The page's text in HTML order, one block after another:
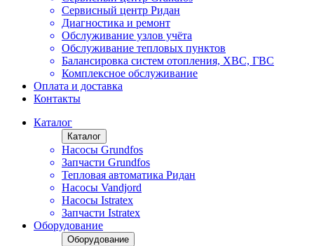
Сервисный центр Ридан
Диагностика и ремонт
Обслуживание узлов учёта
Обслуживание тепловых пунктов
Балансировка систем отопления, ХВС, ГВС
Комплексное обслуживание
Оплата и доставка
Контакты
Каталог
Каталог
Насосы Grundfos
Запчасти Grundfos
Тепловая автоматика Ридан
Насосы Vandjord
Насосы Istratex
Запчасти Istratex
Оборудование
Оборудование